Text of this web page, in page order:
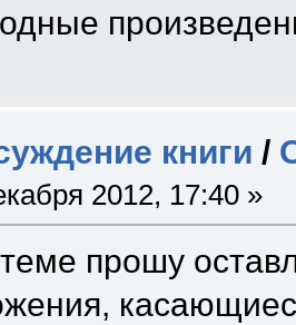
книги /
2012, 17:40 »
прошу